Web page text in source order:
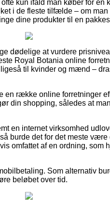
kun ifald man køber for en
i de fleste tilfælde – om
dine produkter til en
dødelige at vurdere
Royal Botania online
til kvinder og mænd –
en række online forretninger
din shopping, således at
en internet virksomhed
burde det for det meste
omfattet af en ordning, som
Som alternativ
beløbet over tid.